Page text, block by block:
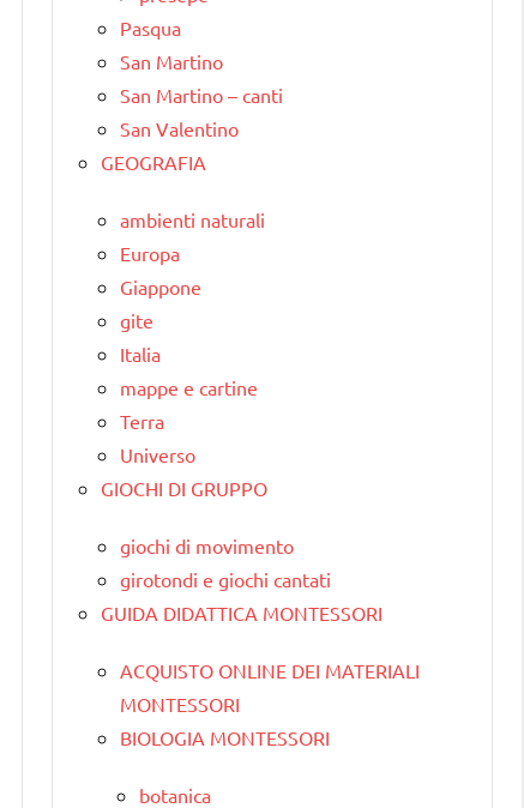
Pasqua
San Martino
San Martino – canti
San Valentino
GEOGRAFIA
ambienti naturali
Europa
Giappone
gite
Italia
mappe e cartine
Terra
Universo
GIOCHI DI GRUPPO
giochi di movimento
girotondi e giochi cantati
GUIDA DIDATTICA MONTESSORI
ACQUISTO ONLINE DEI MATERIALI
MONTESSORI
BIOLOGIA MONTESSORI
botanica